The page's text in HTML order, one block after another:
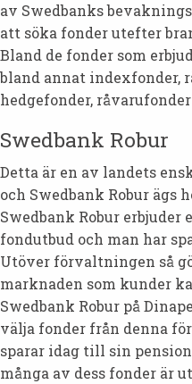
av Swedbanks
att söka fonder utefter
Bland de fonder som
bland annat indexfonder,
hedgefonder,
Swedbank Robur
Detta är en av landets
och Swedbank Robur ägs
Swedbank Robur
fondutbud och man har
Utöver förvaltningen så
marknaden som kunder
Swedbank Robur på
välja fonder från denna
sparar idag till sin
många av dess fonder är